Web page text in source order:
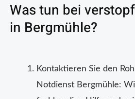
Was tun bei
in Bergmühle?
Kontaktieren Sie den
Notdienst Bergmühle: